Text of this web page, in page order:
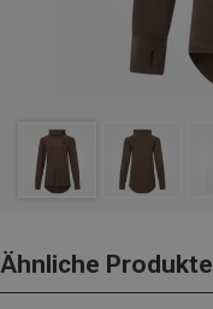
Ähnliche Produkte